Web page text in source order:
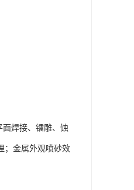
焊接、镭雕、蚀
；金属外观喷砂效